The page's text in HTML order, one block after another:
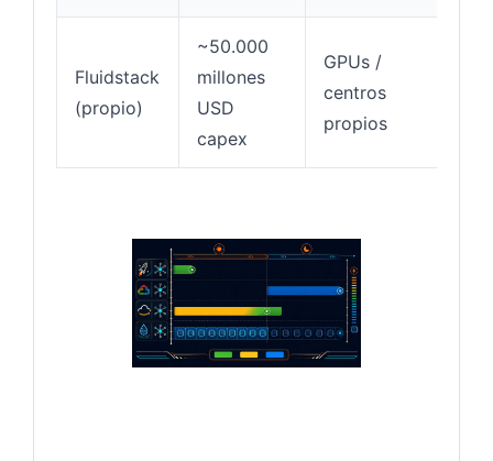
Fluidstack
(propio)
~50.000
millones
USD
capex
GPUs /
centros
propios